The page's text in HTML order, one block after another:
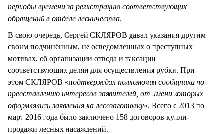
периоды времени за регистрацию соответствующих
обращений в отделе лесничества.
В свою очередь, Сергей СКЛЯРОВ давал указания другим
своим подчинённым, не осведомленных о преступных
мотивах, об организации отвода и таксации
соответствующих делян для осуществления рубки. При
этом СКЛЯРОВ «подтверждал полномочия сообщника по
представлению интересов заявителей, от имени которых
оформлялись заявления на лесозаготовку». Всего с 2013 по
март 2016 года было заключено 158 договоров купли-
продажи лесных насаждений.